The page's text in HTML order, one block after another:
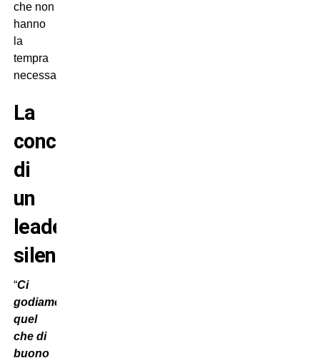
che non
hanno
la
tempra
necessaria.
La
concretezza
di
un
leader
silenzioso
“Ci
godiamo
quel
che di
buono